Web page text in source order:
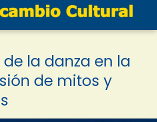
de la danza en la
de mitos y